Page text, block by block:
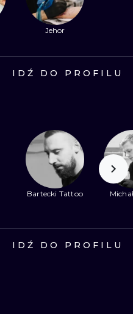
Jehor
IDŹ DO PROFILU
Bartecki Tattoo
IDŹ DO PROFILU